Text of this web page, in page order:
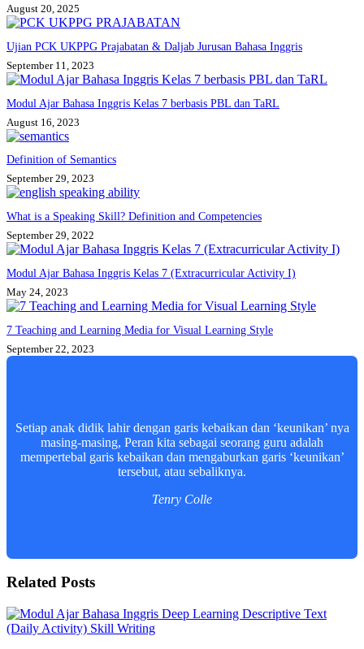
August 20, 2025
Ujian PCK UKPPG Prajabatan & Daljab Jurusan Bahasa Inggris
September 11, 2023
Modul Ajar Bahasa Inggris Kelas 7 berbasis PBL dan TaRL
August 16, 2023
Definition of Semantics
September 29, 2023
What is a Speaking Skill? Definition and Competencies
September 29, 2022
Modul Ajar Bahasa Inggris Kelas 7 (Extracurricular Activity I)
May 24, 2023
7 Teaching and Learning Media for Visual Learning Style
September 22, 2023
Setiap anak didik lahir dengan garis kebaikan dan ‘keunikan’ nya
masing-masing, Peran kita sebagai seorang guru adalah
mempertebal garis kebaikan dan mengaburkan garis ‘keunikan’
tersebut, atau sebaliknya.
Tenry Colle
Related Posts